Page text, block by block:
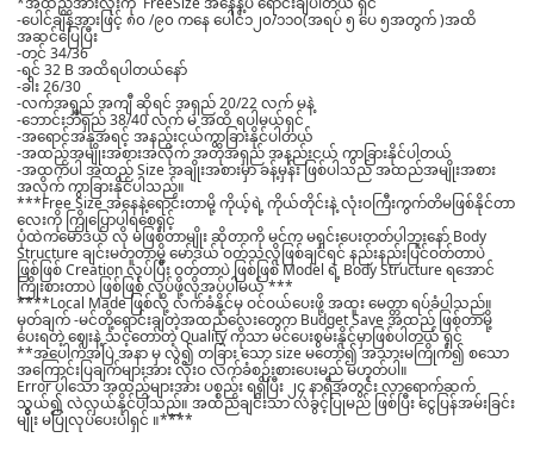
-ပေါင်ချိန်အားဖြင့် ၈၀ /၉၀ ကနေ ပေါင်၁၂၀/၁၁၀(အရပ် ၅ ပေ ၅အတွက် )အထိ
အဆင်ပြေပြီး
-တင် 34/36
-ရင် 32 B အထိရပါတယ်နော်
-ခါး 26/30
-လက်အရှည် အကျီ ဆိုရင် အရှည် 20/22 လက် မနဲ့
-ဘောင်းဘီရှည် 38/40 လက် မ အထိ ရပါမယ်ရှင်
-အရောင်အနုအရင့် အနည်းငယ်ကွာခြားနိုင်ပါတယ်
-အထည်အမျိုးအစားအလိုက် အတိုအရှည် အနည်းငယ် ကွာခြားနိုင်ပါတယ်
-အထက်ပါ အထည် Size အချိုးအစားမှာ ခန့်မှန်း ဖြစ်ပါသည် အထည်အမျိုးအစား
အလိုက် ကွာခြားနိုင်ပါသည်။
***Free Size အနေနဲ့ရောင်းတာမို့ ကိုယ့်ရဲ့ ကိုယ်တိုင်းနဲ့ လုံးဝကြီးကွက်တိမဖြစ်နိုင်တာ
လေးကို ကြိုပြောပါရစေရှင့်
ပုံထဲကမော်ဒယ် လို မဖြစ်တာမျိုး ဆိုတာကို မင်က မရှင်းပေးတတ်ပါဘူးနော် Body
Structure ချင်းမတူတာမို့ မော်ဒယ် ဝတ်သလိုဖြစ်ချင်ရင် နည်းနည်းပြင်ဝတ်တာပဲ
ဖြစ်ဖြစ် Creation လုပ်ပြီး ဝတ်တာပဲ ဖြစ်ဖြစ် Model ရဲ့ Body Structure ရအောင်
ကြိုးစားတာပဲ ဖြစ်ဖြစ် လုပ်ဖို့လိုအပ်ပါမယ် ***
****Local Made ဖြစ်လို့ လက်ခံနိုင်မှ ဝင်ဝယ်ပေးဖို့ အထူး မေတ္တာ ရပ်ခံပါသည်။
မှတ်ချက် -မင်တို့ရောင်းချတဲ့အထည်လေးတွေက Budget Save အထည် ဖြစ်တာမို့
ပေးရတဲ့ ဈေးနဲ့ သင့်တော်တဲ့ Quality ကိုသာ မင်ပေးစွမ်းနိုင်မှာဖြစ်ပါတယ် ရှင်
**အပေါက်အပြဲ အနာ မှ လွဲ၍ တခြား သော size မတော်၍ အသားမကြိုက်၍ စသော
အကြောင်းပြချက်များအား လုံးဝ လက်ခံစဉ်းစားပေးမည် မဟုတ်ပါ။
Error ပါသော အထည်များအား ပစ္စည်း ရရှိပြီး ၂၄ နာရီအတွင်း လာရောက်ဆက်
သွယ်၍ လဲလှယ်နိုင်ပါသည်။ အထည်ချင်းသာ လဲခွင့်ပြုမည် ဖြစ်ပြီး ငွေပြန်အမ်းခြင်း
မျိုး မပြုလုပ်ပေးပါရှင် ။****